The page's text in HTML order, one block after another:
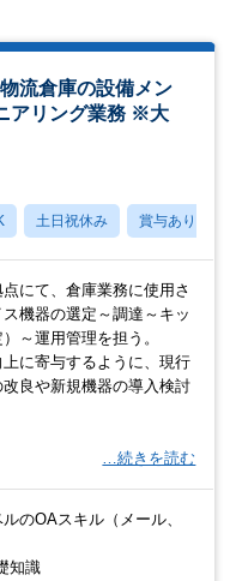
流倉庫の設備メン
アリング業務 ※大
土日祝休み 賞与あり
にて、倉庫業務に使用さ
機器の選定～調達～キッ
～運用管理を担う。
に寄与するように、現行
良や新規機器の導入検討
…続きを読む
のOAスキル（メール、
知識